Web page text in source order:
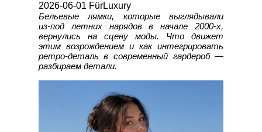
2026-06-01 FürLuxury
Бельевые лямки, которые выглядывали
из‑под летних нарядов в начале 2000‑х,
вернулись на сцену моды. Что движет
этим возрождением и как интегрировать
ретро‑деталь в современный гардероб —
разбираем детали.